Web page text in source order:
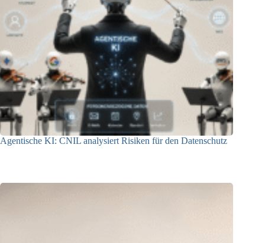
Agentische KI: CNIL analysiert Risiken für den Datenschutz